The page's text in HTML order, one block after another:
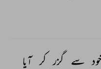
خود سے گزر کر آیا